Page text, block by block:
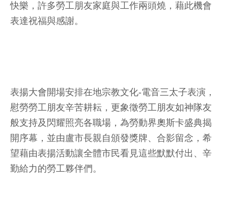
快樂，許多勞工朋友家庭與工作兩頭燒，藉此機會
表達祝福與感謝。
表揚大會開場安排在地宗教文化-電音三太子表演，
慰勞勞工朋友辛苦耕耘，更象徵勞工朋友如神隊友
般支持及閃耀照亮各職場，為勞動界奧斯卡盛典揭
開序幕，並由盧市長親自頒發獎牌、合影留念，希
望藉由表揚活動讓全體市民看見這些默默付出、辛
勤給力的勞工夥伴們。